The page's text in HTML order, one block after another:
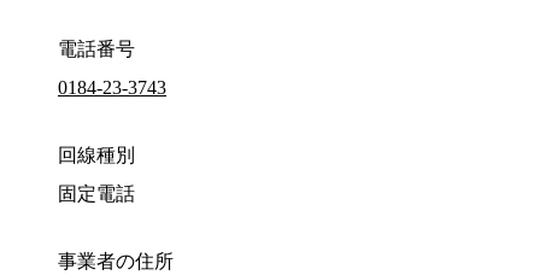
電話番号
0184-23-3743
回線種別
固定電話
事業者の住所